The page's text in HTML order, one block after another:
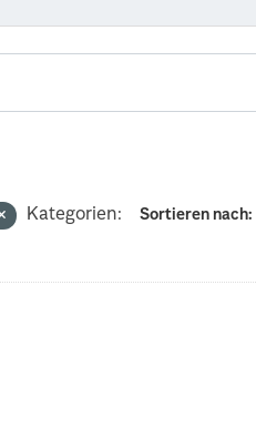
Sortieren nach
Kategorien: